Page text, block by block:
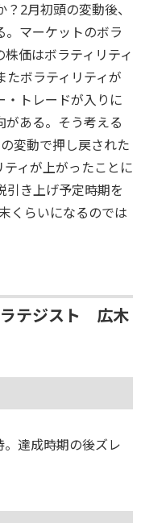
2月初頭の変動後、
。マーケットのボラ
価はボラティリティ
たボラティリティが
・トレードが入りに
がある。そう考える
変動で押し戻された
ィが上がったことに
引き上げ予定時期を
くらいになるのでは
ラテジスト 広木
達成時期の後ズレ